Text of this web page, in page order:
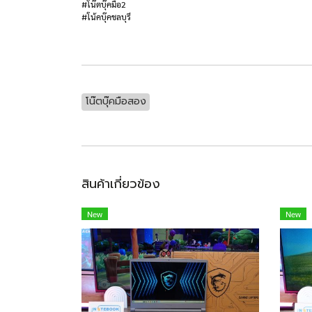
#โน๊ตบุ๊คมือ2
#โน้คบุ๊คชลบุรี
โน๊ตบุ๊คมือสอง
สินค้าเกี่ยวข้อง
New New